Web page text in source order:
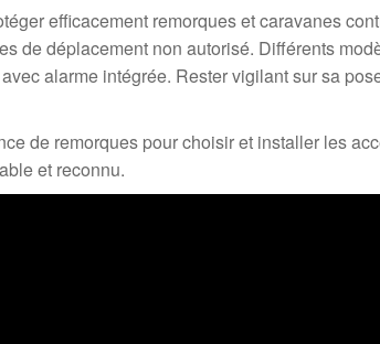
efficacement remorques et caravanes
de déplacement non autorisé. Différents
alarme intégrée. Rester vigilant sur sa
de remorques pour choisir et installer les
et reconnu.